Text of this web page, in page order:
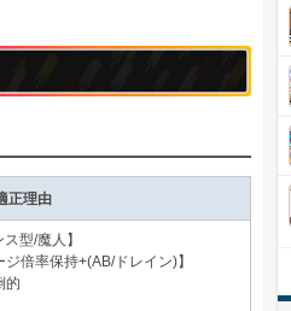
正理由
ス型/魔人】
倍率保持+(AB/ドレイン)】
的